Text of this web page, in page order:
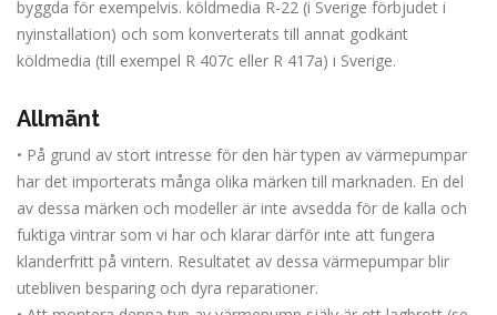
byggda för exempelvis. köldmedia R-22 (i Sverige förbjudet i
nyinstallation) och som konverterats till annat godkänt
köldmedia (till exempel R 407c eller R 417a) i Sverige.
Allmänt
• På grund av stort intresse för den här typen av värmepumpar
har det importerats många olika märken till marknaden. En del
av dessa märken och modeller är inte avsedda för de kalla och
fuktiga vintrar som vi har och klarar därför inte att fungera
klanderfritt på vintern. Resultatet av dessa värmepumpar blir
utebliven besparing och dyra reparationer.